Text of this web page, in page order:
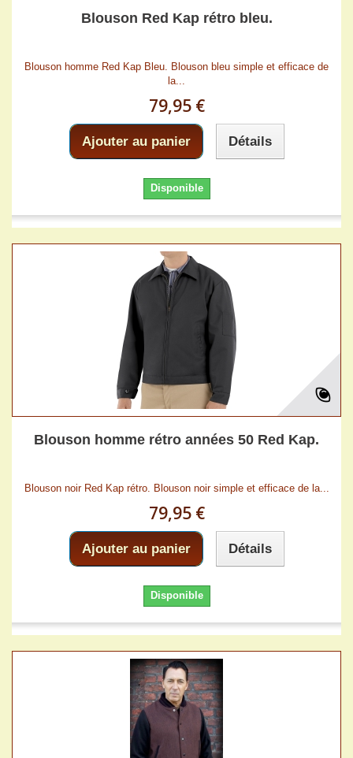
Blouson Red Kap rétro bleu.
Blouson homme Red Kap Bleu. Blouson bleu simple et efficace de
la...
79,95 €
Ajouter au panier Détails
Disponible
Blouson homme rétro années 50 Red Kap.
Blouson noir Red Kap rétro. Blouson noir simple et efficace de la...
79,95 €
Ajouter au panier Détails
Disponible